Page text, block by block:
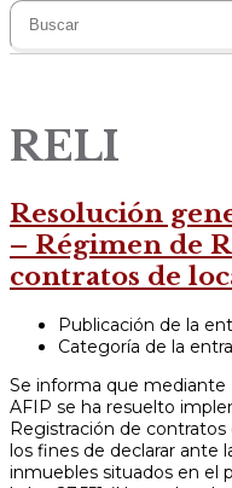
RELI
Resolución
– Régimen de
contratos de
Publicación de la
Categoría de la
Se informa que mediante
AFIP se ha resuelto
Registración de
los fines de declarar ante
inmuebles situados en el